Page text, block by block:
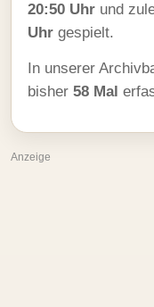
20:50 Uhr und
Uhr gespielt.
In unserer
bisher 58 Mal
Anzeige